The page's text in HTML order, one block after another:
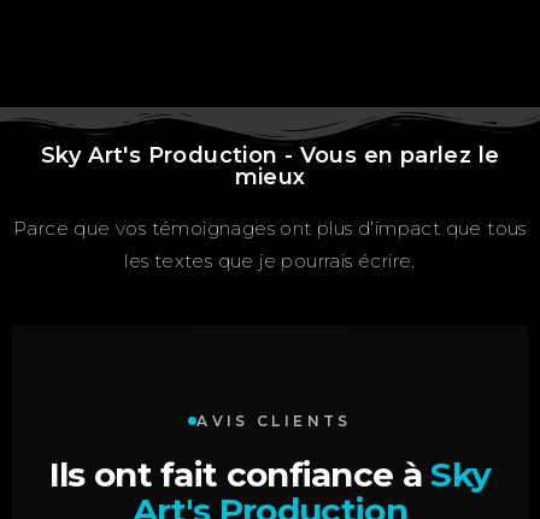
Sky Art's Production - Vous en parlez le
mieux
Parce que vos témoignages ont plus d’impact que tous
les textes que je pourrais écrire.
AVIS CLIENTS
Ils ont fait confiance àSky
Art's Production